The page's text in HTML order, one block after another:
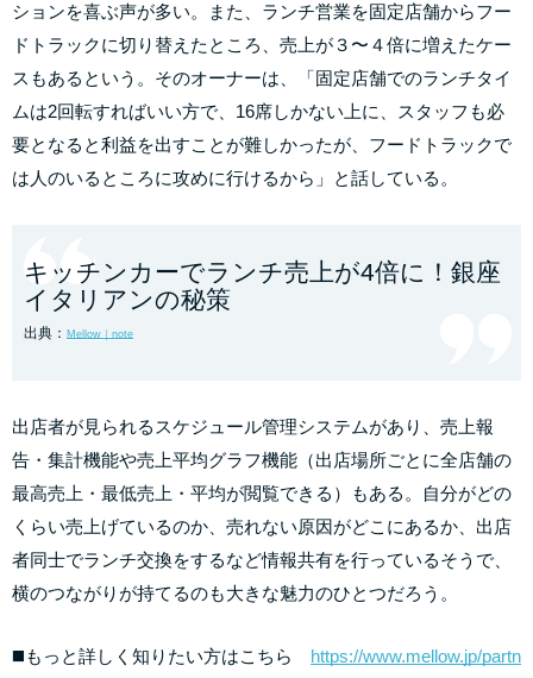
ションを喜ぶ声が多い。また、ランチ営業を固定店舗からフー
ドトラックに切り替えたところ、売上が３〜４倍に増えたケー
スもあるという。そのオーナーは、「固定店舗でのランチタイ
ムは2回転すればいい方で、16席しかない上に、スタッフも必
要となると利益を出すことが難しかったが、フードトラックで
は人のいるところに攻めに行けるから」と話している。
キッチンカーでランチ売上が4倍に！銀座
イタリアンの秘策
出典： Mellow｜note
出店者が見られるスケジュール管理システムがあり、売上報
告・集計機能や売上平均グラフ機能（出店場所ごとに全店舗の
最高売上・最低売上・平均が閲覧できる）もある。自分がどの
くらい売上げているのか、売れない原因がどこにあるか、出店
者同士でランチ交換をするなど情報共有を行っているそうで、
横のつながりが持てるのも大きな魅力のひとつだろう。
◼️もっと詳しく知りたい方はこちら https://www.mellow.jp/partn